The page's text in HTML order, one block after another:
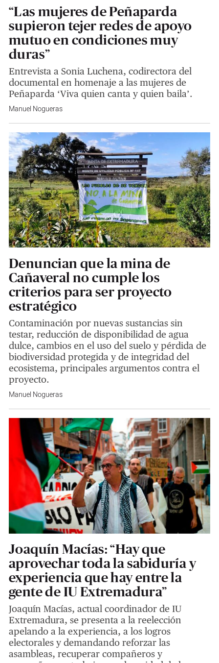
“Las mujeres de Peñaparda
supieron tejer redes de apoyo
mutuo en condiciones muy
duras”
Entrevista a Sonia Luchena, codirectora del
documental en homenaje a las mujeres de
Peñaparda ‘Viva quien canta y quien baila’.
Manuel Nogueras
Denuncian que la mina de
Cañaveral no cumple los
criterios para ser proyecto
estratégico
Contaminación por nuevas sustancias sin
testar, reducción de disponibilidad de agua
dulce, cambios en el uso del suelo y pérdida de
biodiversidad protegida y de integridad del
ecosistema, principales argumentos contra el
proyecto.
Manuel Nogueras
Joaquín Macías: “Hay que
aprovechar toda la sabiduría y
experiencia que hay entre la
gente de IU Extremadura”
Joaquín Macías, actual coordinador de IU
Extremadura, se presenta a la reelección
apelando a la experiencia, a los logros
electorales y demandando reforzar las
asambleas, recuperar compañeros y